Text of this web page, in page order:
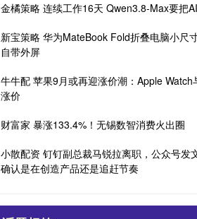
金橘策略 连续工作16天 Qwen3.8-Max要把
新宝策略 华为MateBook Fold折叠电脑小尺
自带外屏
牛牛配 苹果9月或再迎涨价潮：Apple Watch
涨价
财富家 暴涨133.4%！无锡数智消费火出圈
小散配资 钉钉副总裁马锐拉离职，公众号发
确认是在创造产品还是追赶节奏